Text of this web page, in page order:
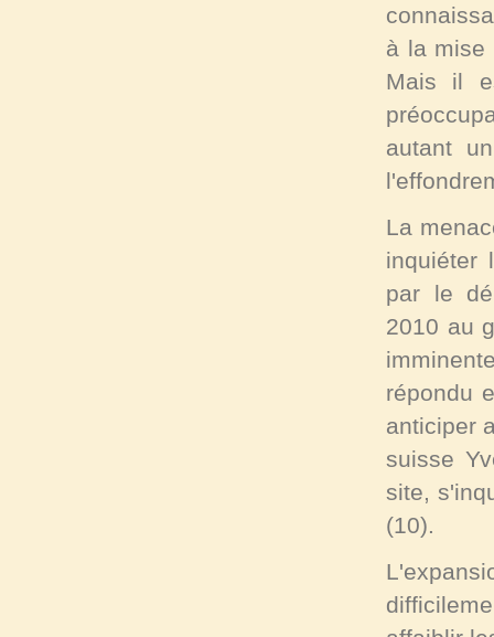
à la mise
Mais il
autant
La
inquiéter
par le
2010 au
répondu
anticiper
suisse
site,
(10).